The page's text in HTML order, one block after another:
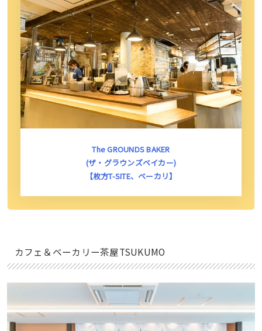
The GROUNDS BAKER
(ザ・グラウンズベイカー)
【枚方T-SITE、ベーカリ】
カフェ＆ベーカリー茶屋TSUKUMO